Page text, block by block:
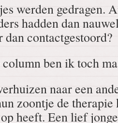
werden gedragen.
hadden dan
contactgestoord?
ben ik toch
naar een
zoontje de
heeft. Een lief